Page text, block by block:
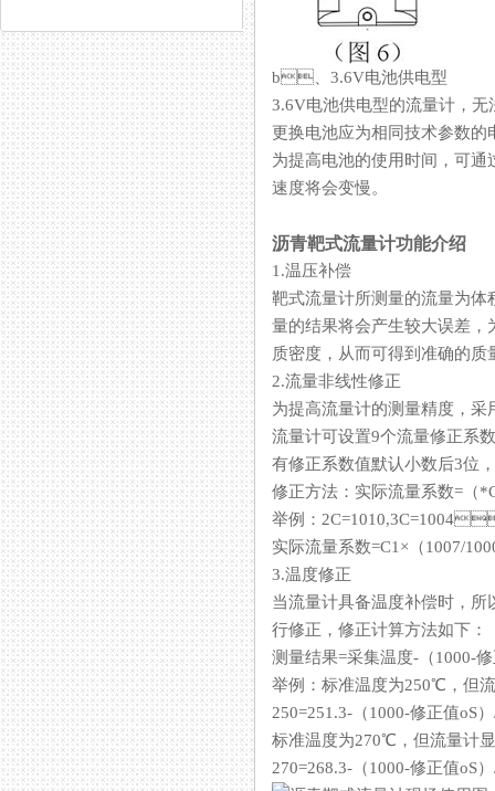
b、3.6V电池供电型
3.6V电池供电型的流量计，无法
更换电池应为相同技术参数的
为提高电池的使用时间，可
速度将会变慢。
沥青靶式流量计功能介绍
1.温压补偿
靶式流量计所测量的流量为体积
量的结果将会产生较大误差
质密度，从而可得到准确的质
2.流量非线性修正
为提高流量计的测量精度
流量计可设置9个流量修正系数，分
有修正系数值默认小数后3位
修正方法：实际流量系数=
举例：
实际流量系数=C1×（1007/1000
3.温度修正
当流量计具备温度补偿时，所
行修正，修正计算方法如下：
测量结果=采集温度-（1000-
举例：标准温度为250℃
250=251.3-（1000-修正
标准温度为270℃，但流量计
270=268.3-（1000-修正